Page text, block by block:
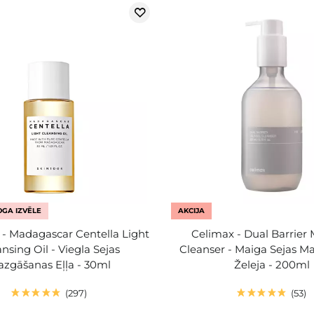
IZVĒLE
- Madagascar Centella Light
Oil - Viegla Sejas
Eļļa - 30ml
297
AKCIJA
Celimax - Dual Barrier
Cleanser - Maiga Sejas
Želeja - 200ml
53